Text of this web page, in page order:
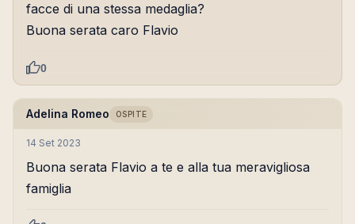
facce di una stessa medaglia?
Buona serata caro Flavio
0
Adelina Romeo OSPITE
14 Set 2023
Buona serata Flavio a te e alla tua meravigliosa
famiglia